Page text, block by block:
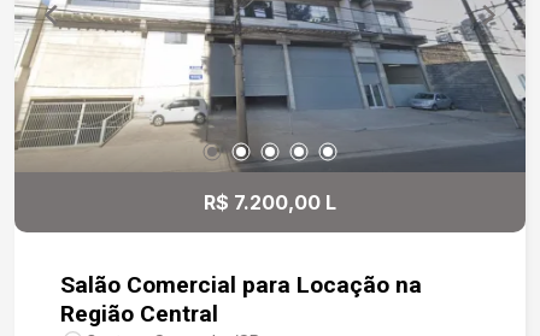
segurança. O prédio é novo, construído em pré-
fabricado de concreto, o que assegura
durabilidade e um visual moderno. Não deixe
passar essa chance de instalar seu negócio em
um ponto comercial privilegiado com
infraestrutura completa. Agende já sua visita e
descubra o potencial deste espaço!
R$ 7.200,00 L
Salão Comercial para Locação na
Região Central